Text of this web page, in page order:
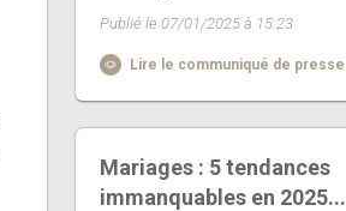
Publié le 07/01/2025 à 15:23
Lire le communiqué de presse
Mariages : 5 tendances
immanquables en 2025...